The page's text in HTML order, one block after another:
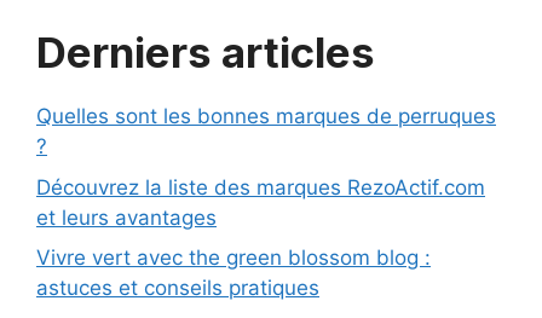
Derniers articles
Quelles sont les bonnes marques de perruques
?
Découvrez la liste des marques RezoActif.com
et leurs avantages
Vivre vert avec the green blossom blog :
astuces et conseils pratiques